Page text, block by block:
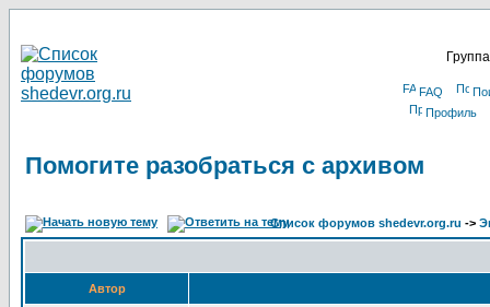
FAQ
Профиль
Помогите разобраться с архивом
Список форумов shedevr.org.ru ->
Автор